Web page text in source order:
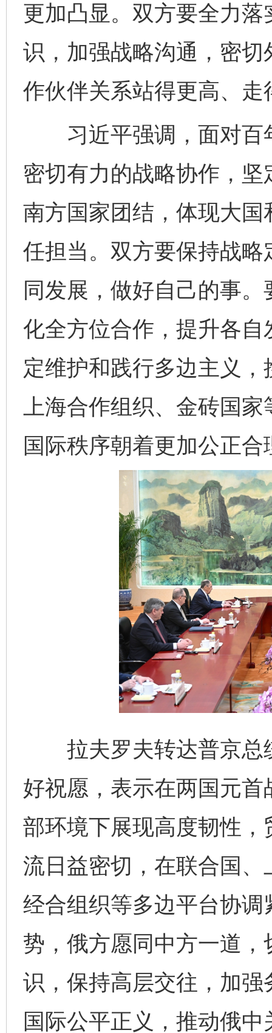
更加凸显。双方要全力
识，加强战略沟通，密
作伙伴关系站得更高、
习近平强调，面对百
密切有力的战略协作，
南方国家团结，体现大
任担当。双方要保持战
同发展，做好自己的事
化全方位合作，提升各
定维护和践行多边主义
上海合作组织、金砖国
国际秩序朝着更加公正
拉夫罗夫转达普京总
好祝愿，表示在两国元
部环境下展现高度韧性
流日益密切，在联合国
经合组织等多边平台协
势，俄方愿同中方一道
识，保持高层交往，加
国际公平正义，推动俄